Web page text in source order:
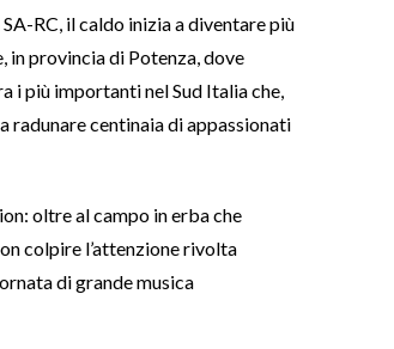
RC, il caldo inizia a diventare più
in provincia di Potenza, dove
i più importanti nel Sud Italia che,
radunare centinaia di appassionati
oltre al campo in erba che
colpire l’attenzione rivolta
di grande musica